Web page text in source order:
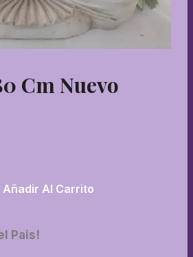
Cm Nuevo
Añadir Al Carrito
Pais!